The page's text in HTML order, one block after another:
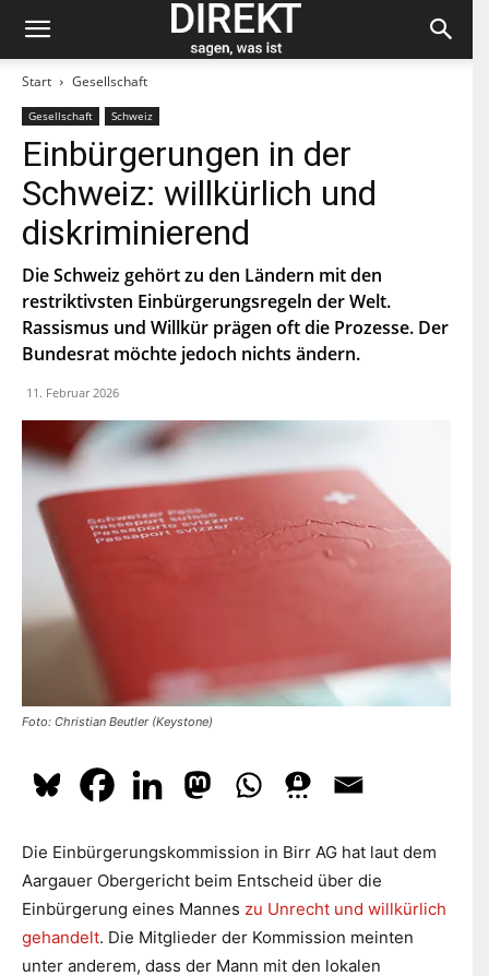
Start Gesellschaft
Gesellschaft Schweiz
Einbürgerungen in der
Schweiz: willkürlich und
diskriminierend
Die Schweiz gehört zu den Ländern mit den
restriktivsten Einbürgerungsregeln der Welt.
Rassismus und Willkür prägen oft die Prozesse. Der
Bundesrat möchte jedoch nichts ändern.
11. Februar 2026
Foto: Christian Beutler (Keystone)
Die Einbürgerungskommission in Birr AG hat laut dem
Aargauer Obergericht beim Entscheid über die
Einbürgerung eines Mannes zu Unrecht und willkürlich
gehandelt. Die Mitglieder der Kommission meinten
unter anderem, dass der Mann mit den lokalen
Bleiben Sie auf dem neuesten Stand und
abonnieren Sie unseren «direkt»-Newsletter.
o
r
n
a
m
e
N
a
c
h
n
a
e
E
-
a
l
*
P
L
Indem Du Dich zum Newsletter einschreibst, stimmst Du
zu, dass die SP Dich auf dem Laufenden halten darf. Mehr
dazuhier.